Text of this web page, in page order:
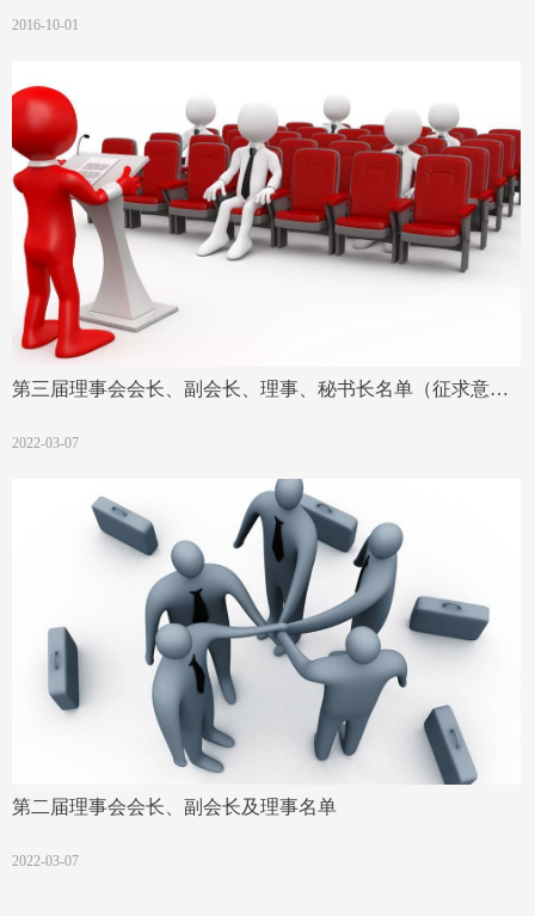
2016-10-01
第三届理事会会长、副会长、理事、秘书长名单（征求意见
2022-03-07
第二届理事会会长、副会长及理事名单
2022-03-07